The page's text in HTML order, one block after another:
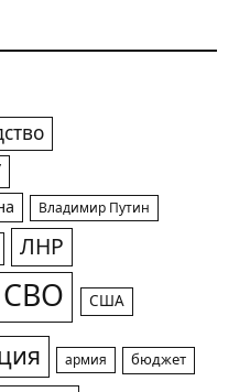
Владимир Путин
ЛНР
СВО США
армия бюджет